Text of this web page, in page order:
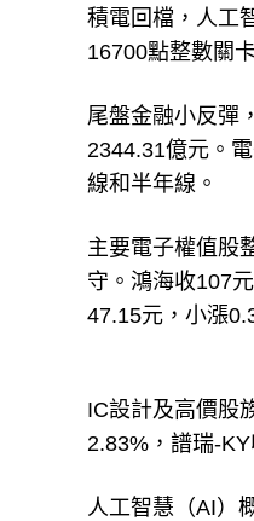
積電回檔，人工
16700點整數關
尾盤金融小反彈
2344.31億元。
線和半年線。
主要電子權值股
守。鴻海收107
47.15元，小漲
IC設計及高價股
2.83%，譜瑞-
人工智慧（AI）